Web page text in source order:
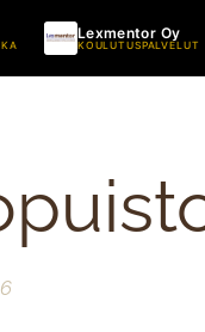
Lexmentor Oy
KOULUTUSPALVELUT